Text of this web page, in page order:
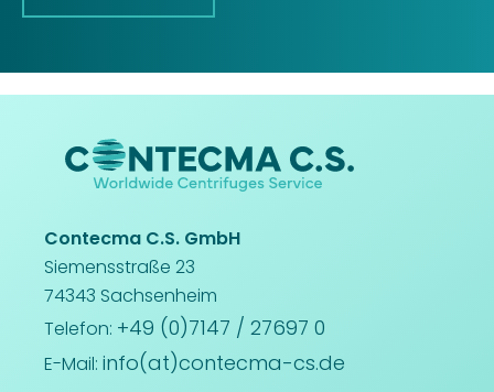
Contecma C.S. GmbH
Siemensstraße 23
74343 Sachsenheim
Telefon: +49 (0)7147 / 27697 0
E-Mail: info(at)contecma-cs.de